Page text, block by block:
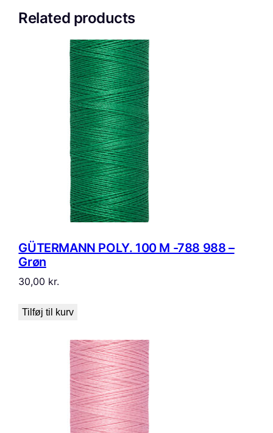
Related products
GÜTERMANN POLY. 100 M -788 988 –
Grøn
30,00 kr.
Tilføj til kurv